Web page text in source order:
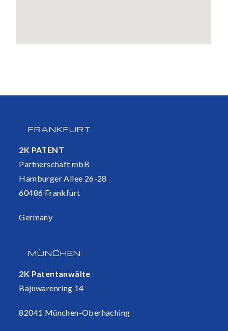
FRANKFURT
2K PATENT
Partnerschaft mbB
Hamburger Allee 26-28
60486 Frankfurt
Germany
MÜNCHEN
2K Patentanwälte
Bajuwarenring 14
82041 München-Oberhaching